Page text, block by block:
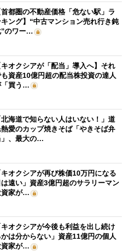
首都圏の不動産価格「危ない駅」ラ
キング】“中古マンション売れ行き鈍
”のワー…
キオクシアが「配当」導入へ】それ
資産10億円超の配当株投資の達人
「買う…
北海道で知らない人はいない！」道
熱愛のカップ焼きそば「やきそば弁
」、最大の…
キオクシアが再び株価10万円になる
は遠い」資産3億円超のサラリーマン
資家が…
キオクシアが今後も利益を出し続け
かは分からない」資産11億円の個人
資家が…